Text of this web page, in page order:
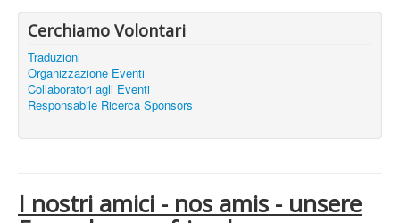
Cerchiamo Volontari
Traduzioni
Organizzazione Eventi
Collaboratori agli Eventi
Responsabile Ricerca Sponsors
I nostri amici - nos amis - unsere